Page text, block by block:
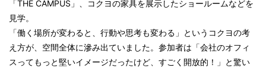
「THE CAMPUS」、コクヨの家具を展示したショールームなどを
見学。
「働く場所が変わると、行動や思考も変わる」というコクヨの考
え方が、空間全体に滲み出ていました。参加者は「会社のオフィ
スってもっと堅いイメージだったけど、すごく開放的！」と驚い